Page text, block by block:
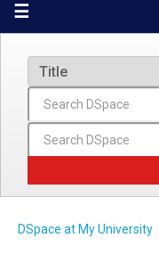
☰
DSpace at My University